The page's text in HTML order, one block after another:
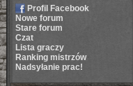
Profil Facebook
Nowe forum
Stare forum
Czat
Lista graczy
Ranking mistrzów
Nadsyłanie prac!